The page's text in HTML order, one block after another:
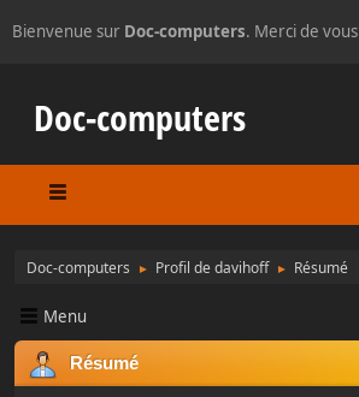
Bienvenue sur Doc-computers. Merci de vous
Doc-computers
Doc-computers ► Profil de davihoff ► Résumé
Menu
Résumé